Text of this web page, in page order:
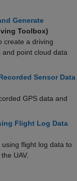
Generate
Toolbox)
create a driving
point cloud data
Sensor Data
GPS data and
Flight Log Data
flight log data to
UAV.